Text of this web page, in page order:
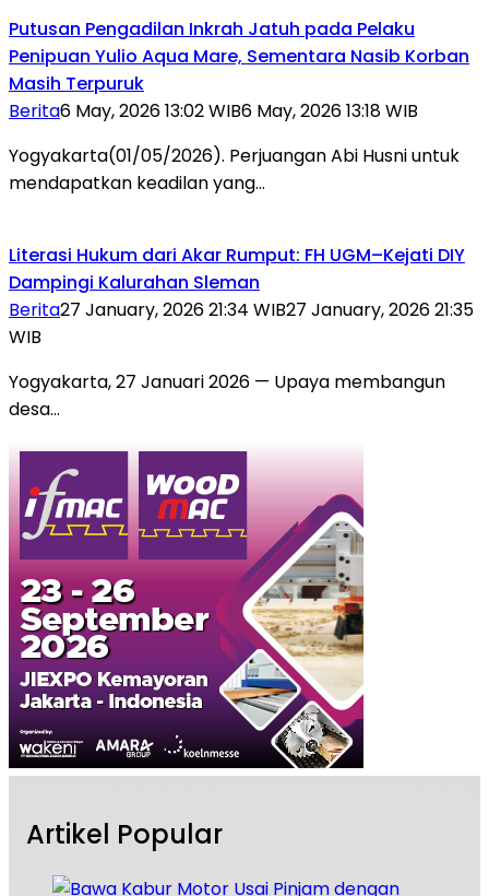
Putusan Pengadilan Inkrah Jatuh pada Pelaku
Penipuan Yulio Aqua Mare, Sementara Nasib Korban
Masih Terpuruk
Berita6 May, 2026 13:02 WIB6 May, 2026 13:18 WIB
Yogyakarta(01/05/2026). Perjuangan Abi Husni untuk
mendapatkan keadilan yang…
Literasi Hukum dari Akar Rumput: FH UGM–Kejati DIY
Dampingi Kalurahan Sleman
Berita27 January, 2026 21:34 WIB27 January, 2026 21:35
WIB
Yogyakarta, 27 Januari 2026 — Upaya membangun
desa…
Artikel Popular